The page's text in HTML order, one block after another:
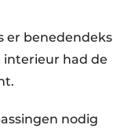
er benedendeks
interieur had de
nodig